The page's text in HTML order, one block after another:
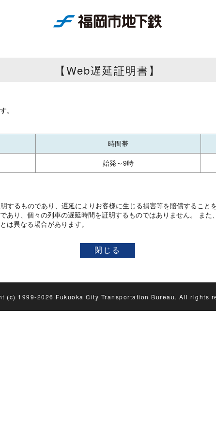
【Web遅延証明書】
。
時間帯
始発～9時
るものであり、遅延によりお客様に生じる損害等を賠償すること
り、個々の列車の遅延時間を証明するものではありません。 また
は異なる場合があります。
(c) 1999-2026 Fukuoka City Transportation Bureau. All rights